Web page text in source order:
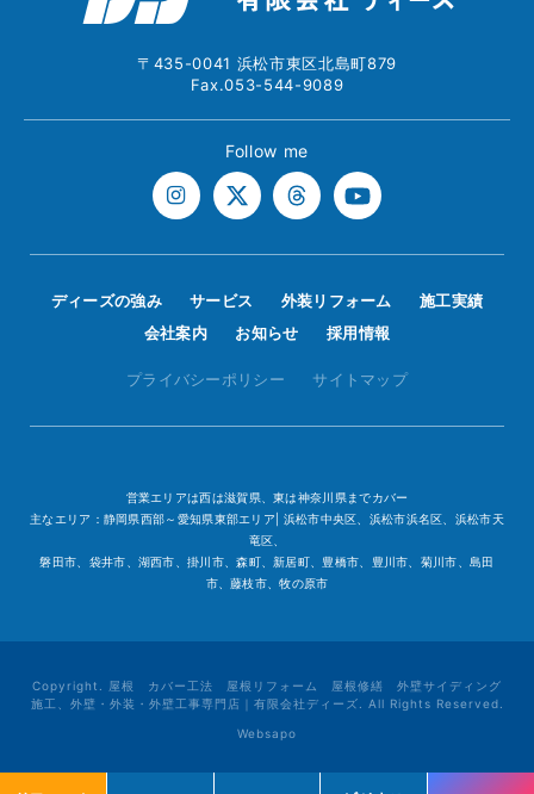
〒435-0041 浜松市東区北島町879
Fax.053-544-9089
Follow me
ディーズの強み サービス 外装リフォーム
施工実績
会社案内
お知らせ 採用情報
プライバシーポリシー サイトマップ
営業エリアは西は滋賀県、東は神奈川県までカバー
主なエリア：静岡県西部～愛知県東部エリア| 浜松市中央区、浜松市浜名区、浜松市天
竜区、
磐田市、袋井市、湖西市、掛川市、森町、新居町、豊橋市、豊川市、菊川市、島田
市、藤枝市、牧の原市
Copyright. 屋根 カバー工法 屋根リフォーム 屋根修繕 外壁サイディング
施工、外壁・外装・外壁工事専門店｜有限会社ディーズ. All Rights Reserved.
Websapo